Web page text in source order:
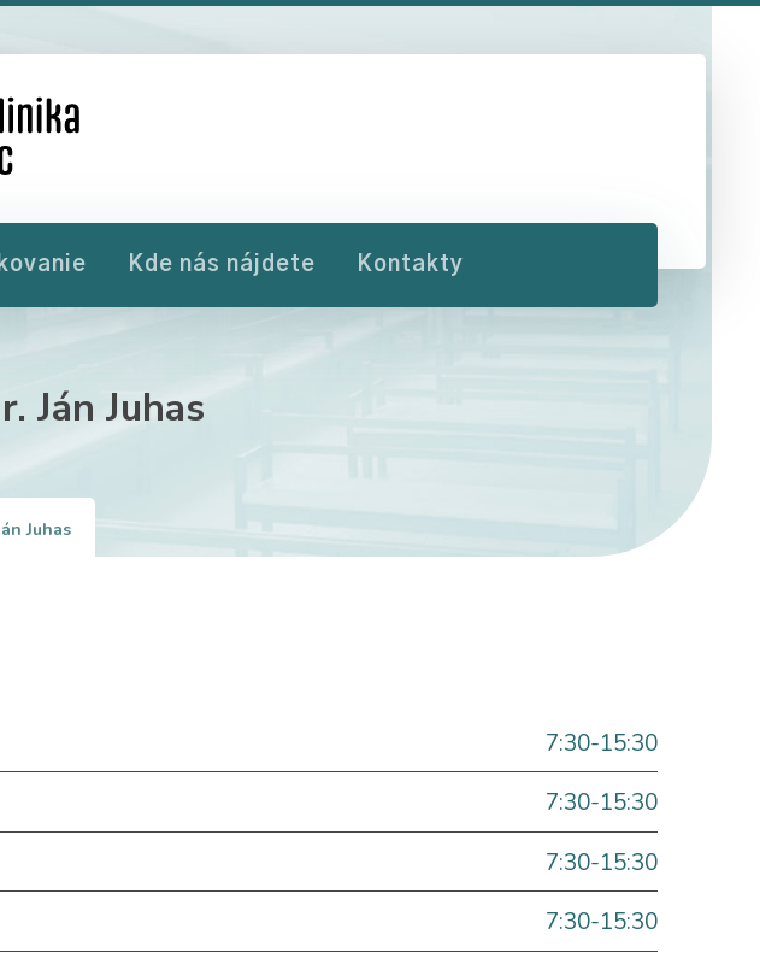
Kde nás nájdete Kontakty
Ján Juhas
Juhas
7:30-15:30
7:30-15:30
7:30-15:30
7:30-15:30